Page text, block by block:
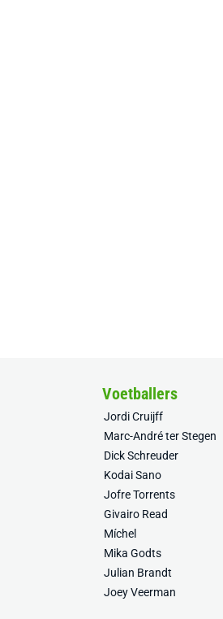
Voetballers
Jordi Cruijff
Marc-André ter Stegen
Dick Schreuder
Kodai Sano
Jofre Torrents
Givairo Read
Míchel
Mika Godts
Julian Brandt
Joey Veerman